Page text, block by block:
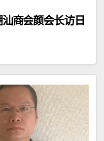
商会颜会长访日